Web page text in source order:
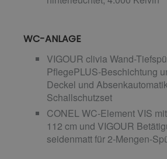
WC-ANLAGE
VIGOUR clivia Wand-
PflegePLUS-Beschichtung
Deckel und
Schallschutzset
CONEL WC-Element VIS
112 cm und VIGOUR
seidenmatt für 2-Mengen-